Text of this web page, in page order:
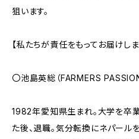
狙います。
【私たちが責任をもってお届けしま
〇池島英総（FARMERS
1982年愛知県生まれ。大学を卒
た後、退職。気分転換にネパール